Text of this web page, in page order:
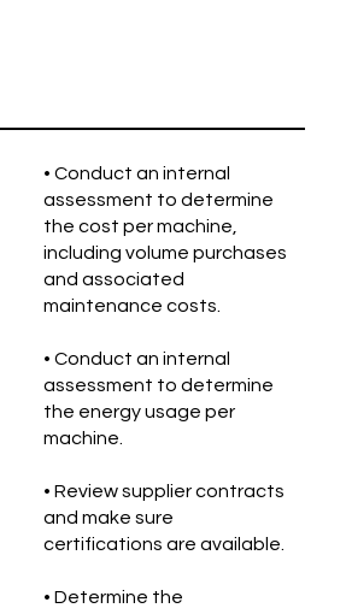
• Conduct an internal
assessment to determine
the cost per machine,
including volume purchases
and associated
maintenance costs.
• Conduct an internal
assessment to determine
the energy usage per
machine.
• Review supplier contracts
and make sure
certifications are available.
• Determine the